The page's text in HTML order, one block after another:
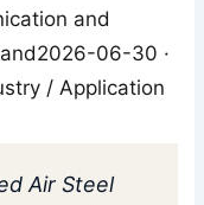
and
06-30 ·
/ Application
Air Steel